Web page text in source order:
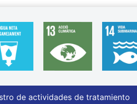
de actividades de tratamiento